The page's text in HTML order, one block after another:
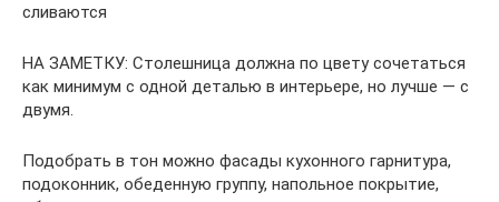
сливаются
НА ЗАМЕТКУ: Столешница должна по цвету сочетаться
как минимум с одной деталью в интерьере, но лучше — с
двумя.
Подобрать в тон можно фасады кухонного гарнитура,
подоконник, обеденную группу, напольное покрытие,